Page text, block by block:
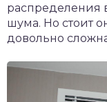
распределения
шума. Но стоит
довольно